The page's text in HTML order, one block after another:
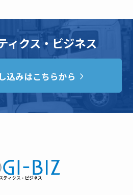
ィクス・ビジネス
込みはこちらから